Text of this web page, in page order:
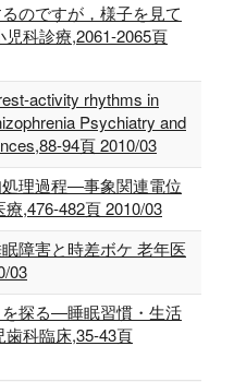
のですが，様子を見て
科診療,2061-2065頁
activity rhythms in
Psychiatry and
94頁 2010/03
理過程―事象関連電位
,476-482頁 2010/03
障害と時差ボケ 老年医
03
探る―睡眠習慣・生活
科臨床,35-43頁